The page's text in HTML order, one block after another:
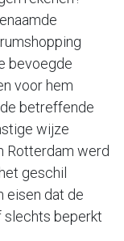
bevoegde
voor hem
betreffende
wijze
Rotterdam werd
geschil
eisen dat de
slechts beperkt